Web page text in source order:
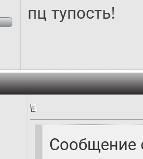
пц тупость!
Сообщение